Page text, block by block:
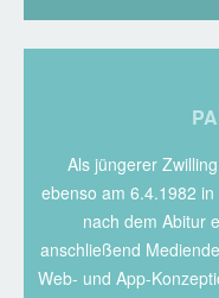
Als jüngerer
ebenso am 6.4.1982
nach dem Abitur
anschließend
Web- und App-